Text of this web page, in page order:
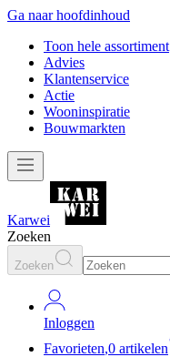
Ga naar hoofdinhoud
Toon hele assortiment
Advies
Klantenservice
Actie
Wooninspiratie
Bouwmarkten
Karwei
Zoeken
Zoeken
Inloggen
Favorieten,0 artikelen